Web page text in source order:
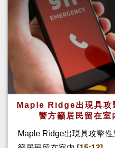
Maple Ridge出現具攻
警方籲居民留在
Maple Ridge出現具攻擊性